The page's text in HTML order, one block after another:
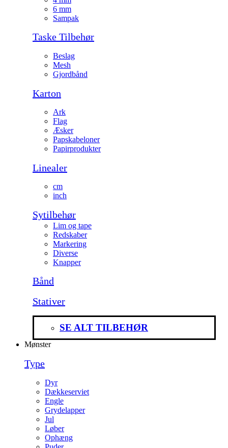
6 mm
Sampak
Taske Tilbehør
Beslag
Mesh
Gjordbånd
Karton
Ark
Flag
Æsker
Papskabeloner
Papirprodukter
Linealer
cm
inch
Sytilbehør
Lim og tape
Redskaber
Markering
Diverse
Knapper
Bånd
Stativer
SE ALT TILBEHØR
Mønster
Type
Dyr
Dækkeserviet
Engle
Grydelapper
Jul
Løber
Ophæng